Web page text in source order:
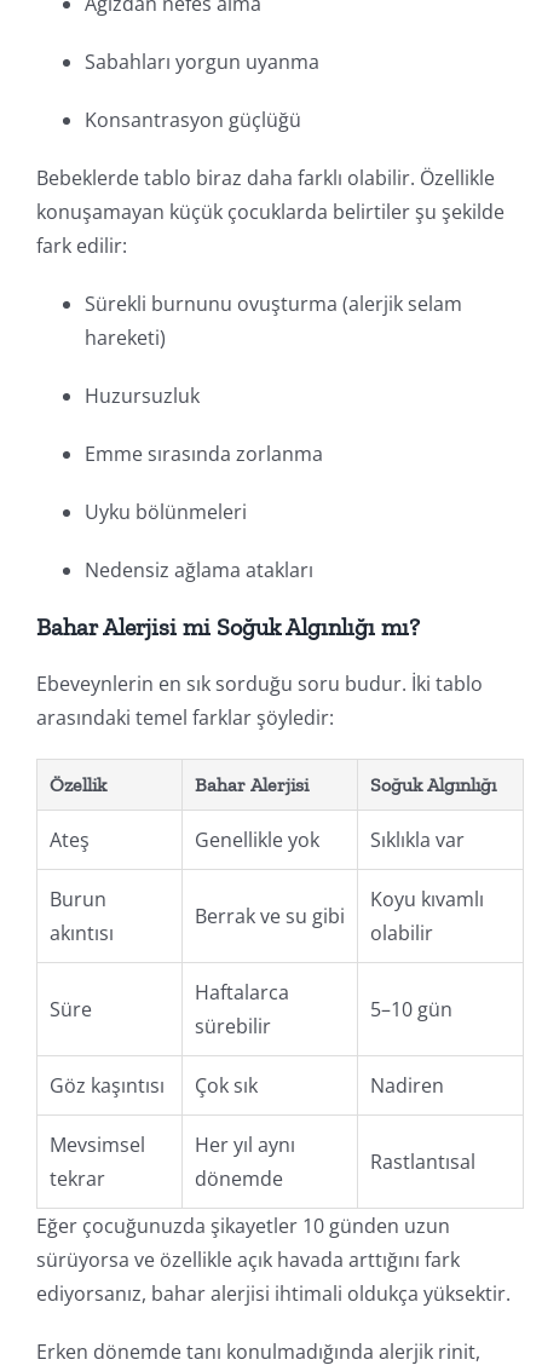
Sabahları yorgun uyanma
Konsantrasyon güçlüğü
Bebeklerde tablo biraz daha farklı olabilir. Özellikle
konuşamayan küçük çocuklarda belirtiler şu şekilde
fark edilir:
Sürekli burnunu ovuşturma (alerjik selam
hareketi)
Huzursuzluk
Emme sırasında zorlanma
Uyku bölünmeleri
Nedensiz ağlama atakları
Bahar Alerjisi mi Soğuk Algınlığı mı?
Ebeveynlerin en sık sorduğu soru budur. İki tablo
arasındaki temel farklar şöyledir:
Özellik Bahar Alerjisi Soğuk Algınlığı
Ateş Genellikle yok Sıklıkla var
Burun
akıntısı
Berrak ve su gibi
Koyu kıvamlı
olabilir
Süre
Haftalarca
sürebilir
5–10 gün
Göz kaşıntısı Çok sık Nadiren
Mevsimsel
tekrar
Her yıl aynı
dönemde
Rastlantısal
Eğer çocuğunuzda şikayetler 10 günden uzun
sürüyorsa ve özellikle açık havada arttığını fark
ediyorsanız, bahar alerjisi ihtimali oldukça yüksektir.
Erken dönemde tanı konulmadığında alerjik rinit,